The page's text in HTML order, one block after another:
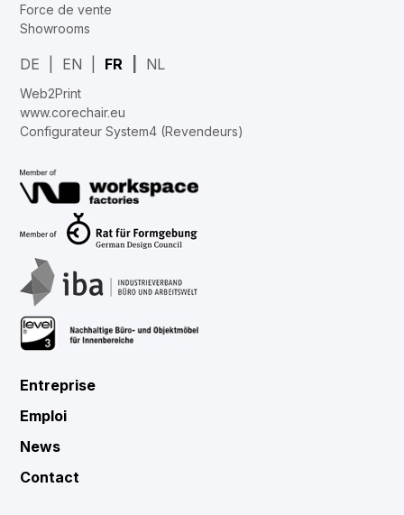
Force de vente
Showrooms
DE EN FR NL
Web2Print
www.corechair.eu
Configurateur System4 (Revendeurs)
Entreprise
Emploi
News
Contact